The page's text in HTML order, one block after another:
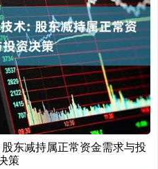
东减持属正常资金需求与投
策